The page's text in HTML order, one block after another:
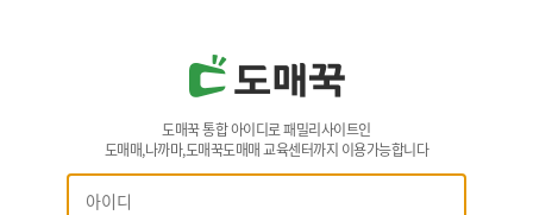
도매꾹 통합 아이디로 패밀리사이트인
도매매,나까마,도매꾹도매매 교육센터까지 이용가능합니다